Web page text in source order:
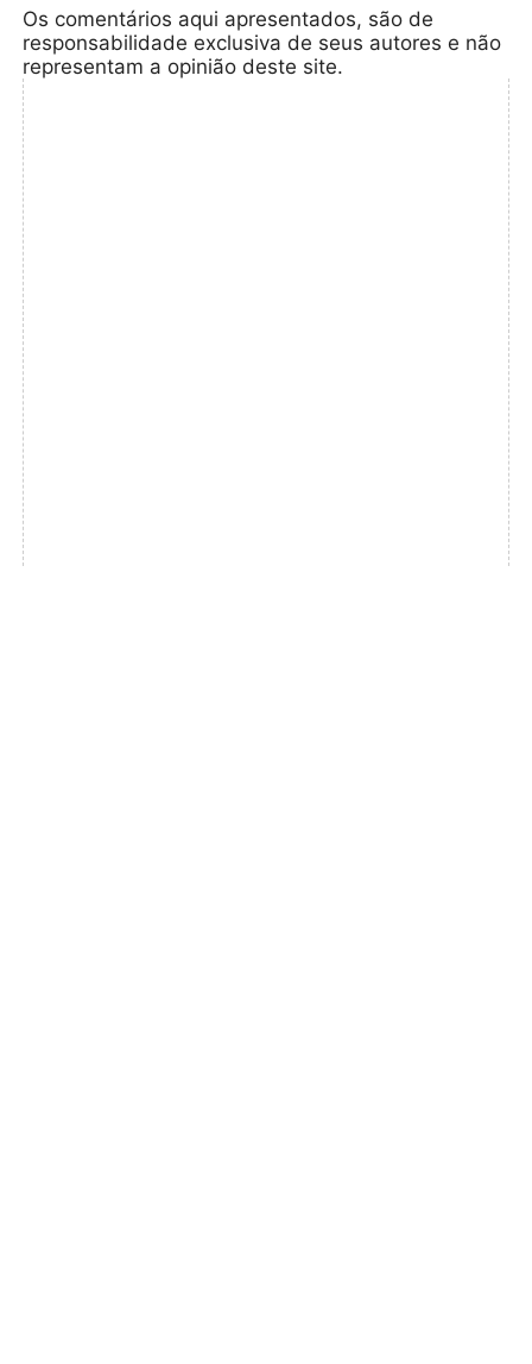
Os comentários aqui apresentados, são de
responsabilidade exclusiva de seus autores e não
representam a opinião deste site.